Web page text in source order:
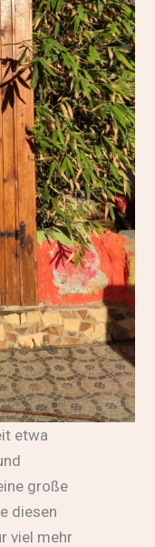
etwa
große
diesen
viel mehr